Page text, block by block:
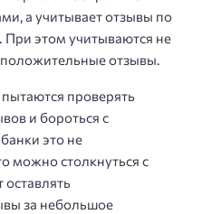
а учитывает отзывы по
При этом учитываются не
отзывы.
проверять
и бороться с
это не
можно столкнуться с
оставлять
за небольшое